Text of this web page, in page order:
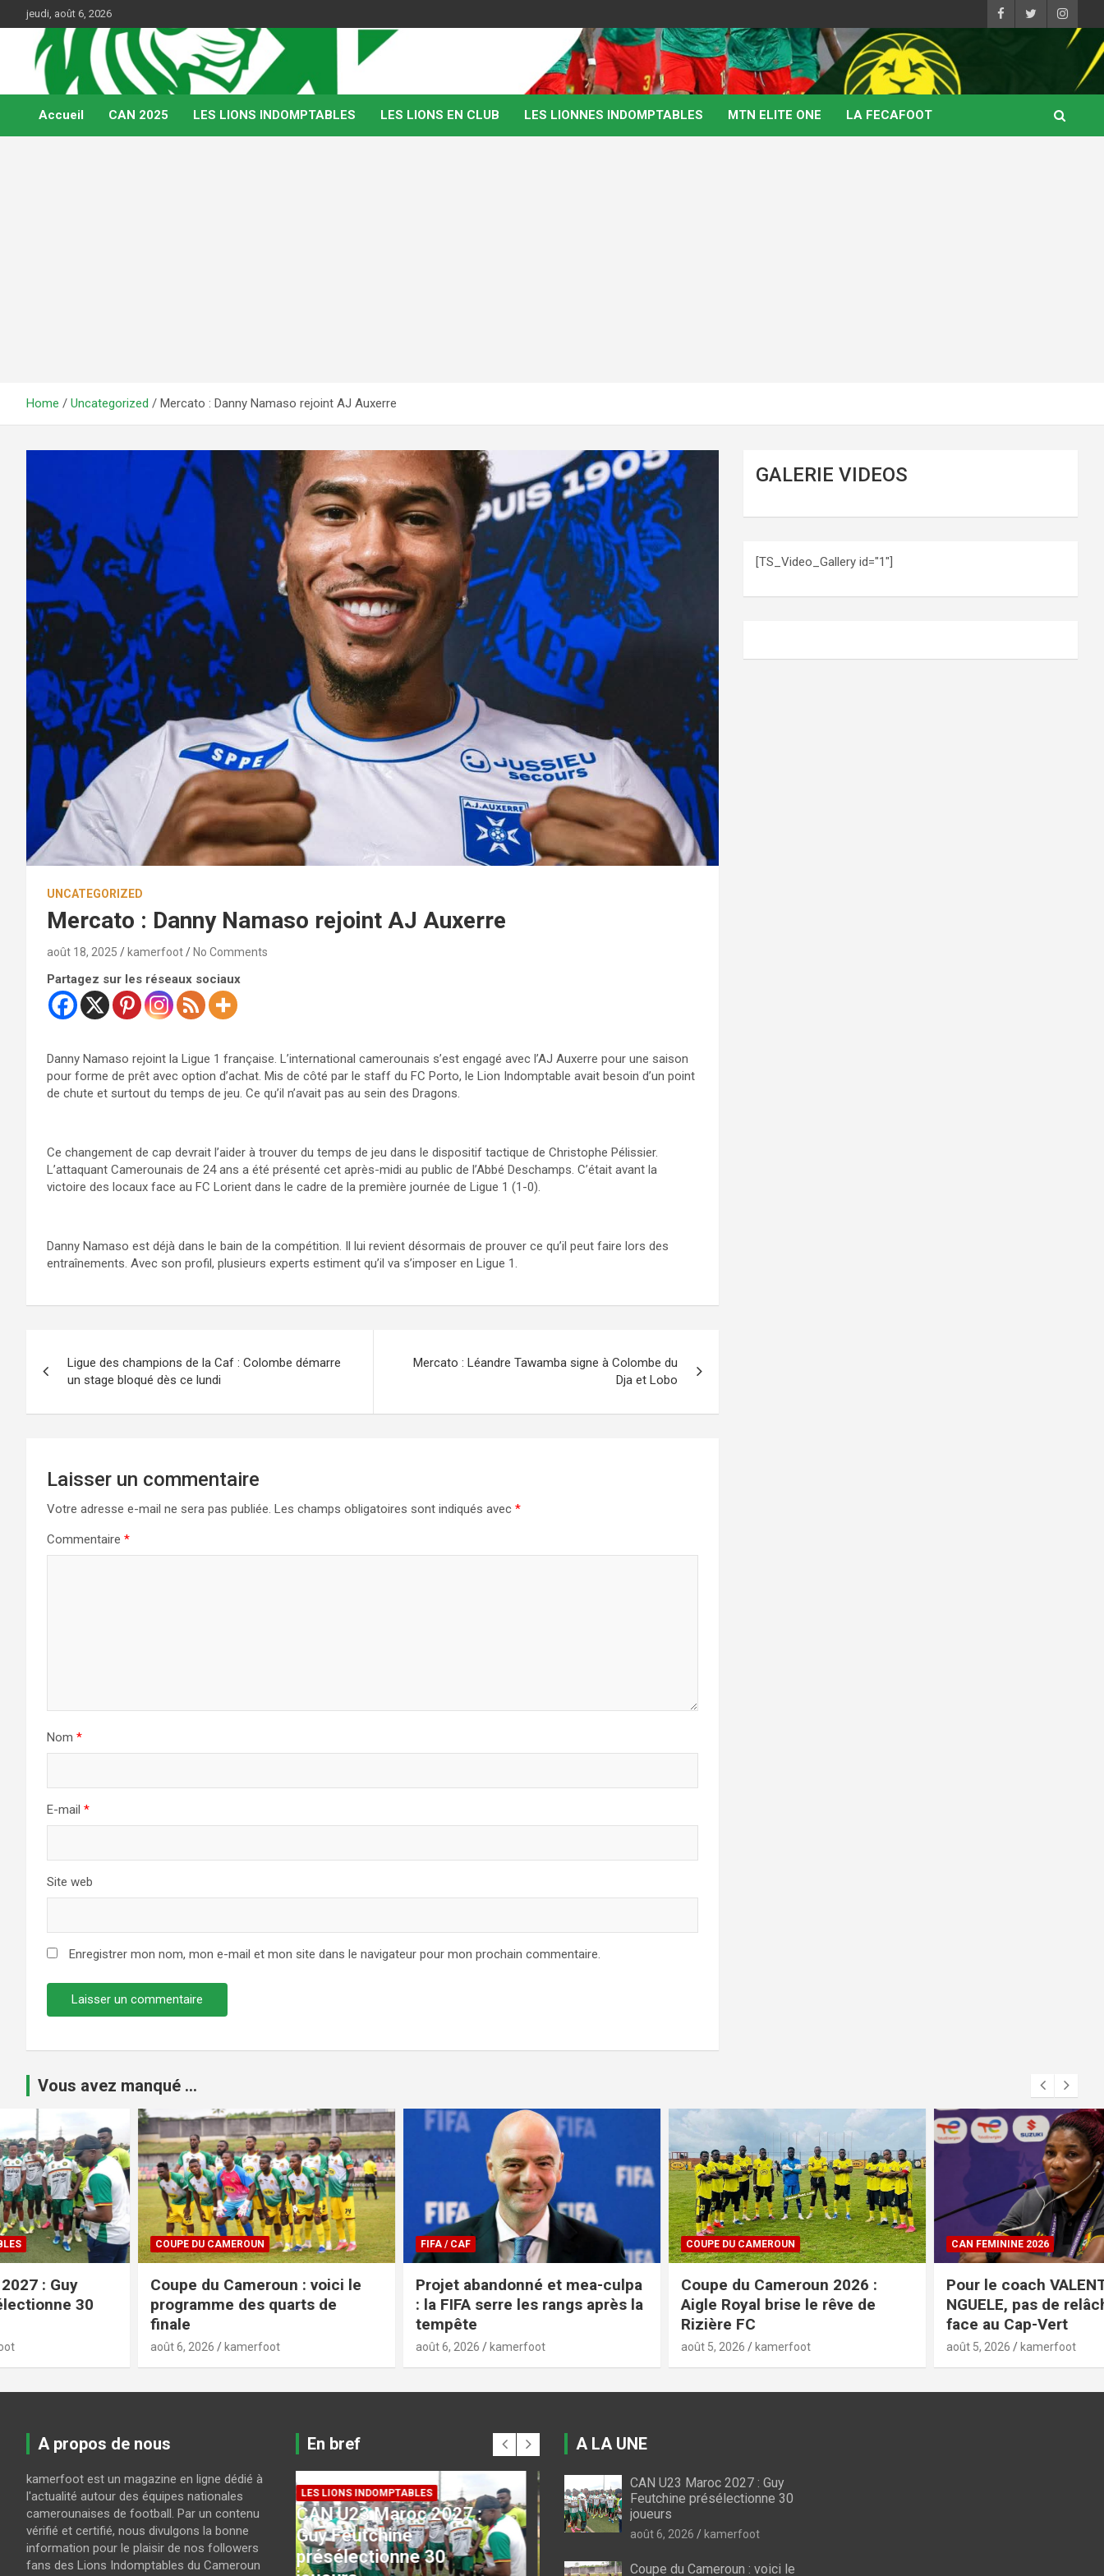
to
content
jeudi, août 6, 2026
Kamerfoot
Web Magazine du football camerounais
Accueil CAN 2025 LES LIONS INDOMPTABLES LES LIONS EN CLUB LES LIONNES INDOMPTABLES MTN ELITE ONE LA FECAFOOT
Home Uncategorized Mercato : Danny Namaso rejoint AJ Auxerre
UNCATEGORIZED
Mercato : Danny Namaso rejoint AJ Auxerre
août 18, 2025 kamerfoot No Comments
Partagez sur les réseaux sociaux
Danny Namaso rejoint la Ligue 1 française. L’international camerounais s’est engagé avec l’AJ Auxerre pour une saison
pour forme de prêt avec option d’achat. Mis de côté par le staff du FC Porto, le Lion Indomptable avait besoin d’un point
de chute et surtout du temps de jeu. Ce qu’il n’avait pas au sein des Dragons.
Ce changement de cap devrait l’aider à trouver du temps de jeu dans le dispositif tactique de Christophe Pélissier.
L’attaquant Camerounais de 24 ans a été présenté cet après-midi au public de l’Abbé Deschamps. C’était avant la
victoire des locaux face au FC Lorient dans le cadre de la première journée de Ligue 1 (1-0).
Danny Namaso est déjà dans le bain de la compétition. Il lui revient désormais de prouver ce qu’il peut faire lors des
entraînements. Avec son profil, plusieurs experts estiment qu’il va s’imposer en Ligue 1.
de
l’article
Ligue des champions de la Caf : Colombe démarre
un stage bloqué dès ce lundi
Mercato : Léandre Tawamba signe à Colombe du
Dja et Lobo
Laisser un commentaire
Votre adresse e-mail ne sera pas publiée. Les champs obligatoires sont indiqués avec *
Commentaire *
Nom *
E-mail *
Site web
Enregistrer mon nom, mon e-mail et mon site dans le navigateur pour mon prochain commentaire.
GALERIE VIDEOS
[TS_Video_Gallery id="1"]
Vous avez manqué ...
COUPE DU CAMEROUN
Coupe du Cameroun : voici le
programme des quarts de
kamerfoot
FIFA / CAF
Projet abandonné et mea-culpa
: la FIFA serre les rangs après la
kamerfoot
COUPE DU CAMEROUN
Coupe du Cameroun 2026 :
Aigle Royal brise le rêve de
kamerfoot
CAN FEMININE 2026
Pour le coach VALENTINE
NGUELE, pas de relâchement
face au Cap-Vert
kamerfoot
A propos de nous
kamerfoot est un magazine en ligne dédié à
l'actualité autour des équipes nationales
camerounaises de football. Par un contenu
vérifié et certifié, nous divulgons la bonne
information pour le plaisir de nos followers
fans des Lions Indomptables du Cameroun
En bref
LES LIONS INDOMPTABLES
CAN U23 Maroc 2027 :
Guy Feutchine
présélectionne 30
COUPE DU CAMEROUN
Coupe du Cameroun : voici
le programme des quarts
FIFA / CAF
Projet abandonné et mea-
culpa : la FIFA serre les
A LA UNE
CAN U23 Maroc 2027 : Guy
Feutchine présélectionne 30
joueurs
août 6, 2026 kamerfoot
Coupe du Cameroun : voici le